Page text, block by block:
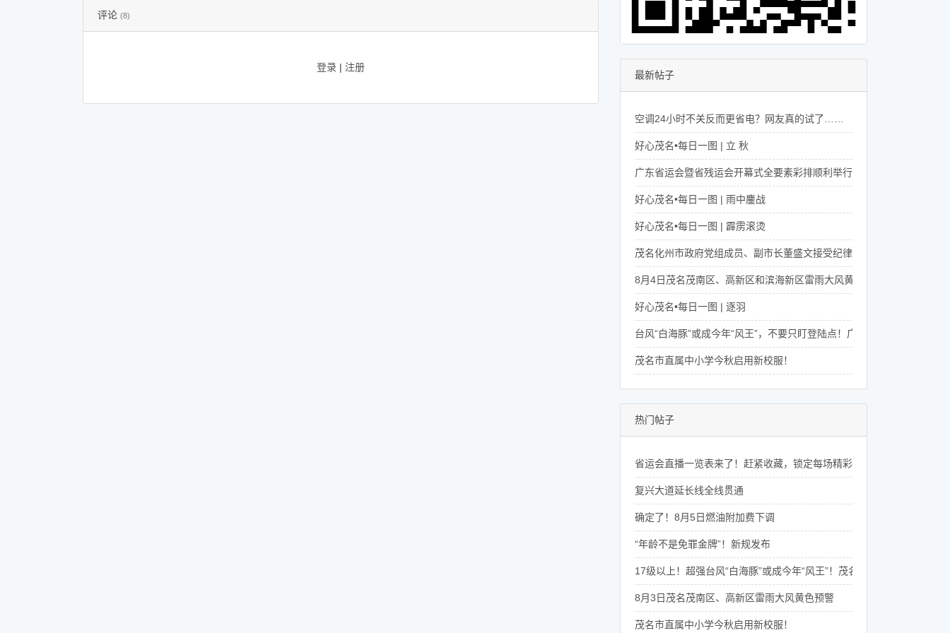
评论 (8)
登录 | 注册
最新帖子
空调24小时不关反而更省电？网友真的试了……
好心茂名•每日一图 | 立 秋
广东省运会暨省残运会开幕式全要素彩排顺利举行，亮点抢先看！
好心茂名•每日一图 | 雨中鏖战
好心茂名•每日一图 | 霹雳滚烫
茂名化州市政府党组成员、副市长董盛文接受纪律审查和监察调查
8月4日茂名茂南区、高新区和滨海新区雷雨大风黄色预警
好心茂名•每日一图 | 逐羽
台风“白海豚”或成今年“风王”，不要只盯登陆点！广东8月还将有4次降
茂名市直属中小学今秋启用新校服！
热门帖子
省运会直播一览表来了！赶紧收藏，锁定每场精彩赛事 →
复兴大道延长线全线贯通
确定了！8月5日燃油附加费下调
“年龄不是免罪金牌”！新规发布
17级以上！超强台风“白海豚”或成今年“风王”！茂名未来一周天气→
8月3日茂名茂南区、高新区雷雨大风黄色预警
茂名市直属中小学今秋启用新校服！